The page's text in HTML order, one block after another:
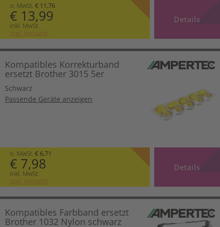
o. MwSt. € 11,76
€ 13,99
inkl. MwSt.
zzgl. Versand
Details
Kompatibles Korrekturband
ersetzt Brother 3015 5er
Schwarz
Passende Geräte anzeigen
o. MwSt. € 6,71
€ 7,98
inkl. MwSt.
zzgl. Versand
Details
Kompatibles Farbband ersetzt
Brother 1032 Nylon schwarz